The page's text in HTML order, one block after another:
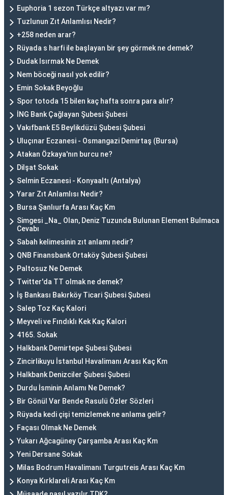
Euphoria 1 sezon Türkçe altyazı var mı?
Tuzlunun Zıt Anlamlısı Nedir?
+258 neden arar?
Rüyada s harfi ile başlayan bir şey görmek ne demek?
Dudak Isırmak Ne Demek
Nem böceği nasıl yok edilir?
Emin Sokak Beyoğlu
Spor totoda 15 bilen kaç hafta sonra para alır?
İNG Bank Çağlayan Şubesi Şubesi
Vakıfbank E5 Beylikdüzü Şubesi Şubesi
Uluçınar Eczanesi - Osmangazi Demirtaş (Bursa)
Atakan Özkaya'nın burcu ne?
Dilşat Sokak
Selmin Eczanesi - Konyaaltı (Antalya)
Yarar Zıt Anlamlısı Nedir?
Bursa Şanlıurfa Arası Kaç Km
Simgesi _Na_ Olan, Deniz Tuzunda Bulunan Element Bulmaca
Cevabı
Sabah kelimesinin zıt anlamı nedir?
QNB Finansbank Ortaköy Şubesi Şubesi
Paltosuz Ne Demek
Twitter'da TT olmak ne demek?
İş Bankası Bakırköy Ticari Şubesi Şubesi
Salep Toz Kaç Kalori
Meyveli ve Fındıklı Kek Kaç Kalori
4165. Sokak
Halkbank Demirtepe Şubesi Şubesi
Zincirlikuyu İstanbul Havalimanı Arası Kaç Km
Halkbank Denizciler Şubesi Şubesi
Durdu İsminin Anlamı Ne Demek?
Bir Gönül Var Bende Rasulü Özler Sözleri
Rüyada kedi çişi temizlemek ne anlama gelir?
Façası Olmak Ne Demek
Yukarı Ağcagüney Çarşamba Arası Kaç Km
Yeni Dersane Sokak
Milas Bodrum Havalimanı Turgutreis Arası Kaç Km
Konya Kırklareli Arası Kaç Km